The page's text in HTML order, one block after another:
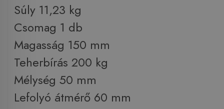
Súly 11,23 kg
Csomag 1 db
Magasság 150 mm
Teherbírás 200 kg
Mélység 50 mm
Lefolyó átmérő 60 mm